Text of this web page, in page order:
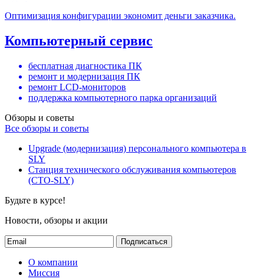
Оптимизация конфигурации экономит деньги заказчика.
Компьютерный сервис
бесплатная диагностика ПК
ремонт и модернизация ПК
ремонт LCD-мониторов
поддержка компьютерного парка организаций
Обзоры и советы
Все обзоры и советы
Upgrade (модернизация) персонального компьютера в
SLY
Станция технического обслуживания компьютеров
(СТО-SLY)
Будьте в курсе!
Новости, обзоры и акции
Подписаться
О компании
Миссия